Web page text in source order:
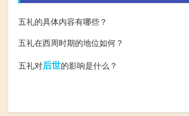
五礼的具体内容有哪些？
五礼在西周时期的地位如何？
五礼对后世的影响是什么？